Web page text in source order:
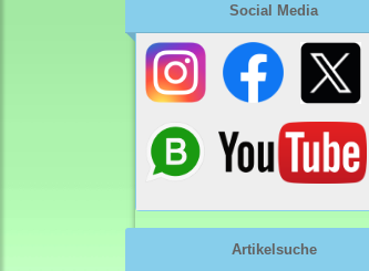
Social Media
Artikelsuche